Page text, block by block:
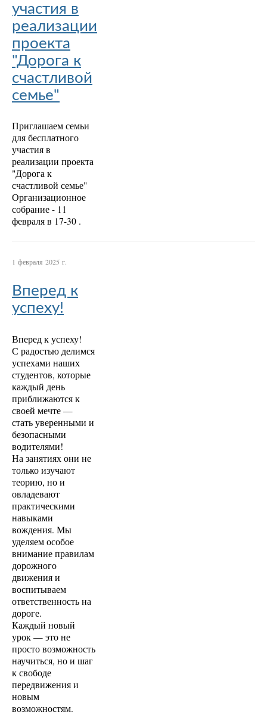
участия в
реализации
проекта
"Дорога к
счастливой
семье"
Приглашаем семьи
для бесплатного
участия в
реализации проекта
"Дорога к
счастливой семье"
Организационное
собрание - 11
февраля в 17-30 .
1 февраля 2025 г.
Вперед к
успеху!
Вперед к успеху!
С радостью делимся
успехами наших
студентов, которые
каждый день
приближаются к
своей мечте —
стать уверенными и
безопасными
водителями!
На занятиях они не
только изучают
теорию, но и
овладевают
практическими
навыками
вождения. Мы
уделяем особое
внимание правилам
дорожного
движения и
воспитываем
ответственность на
дороге.
Каждый новый
урок — это не
просто возможность
научиться, но и шаг
к свободе
передвижения и
новым
возможностям.